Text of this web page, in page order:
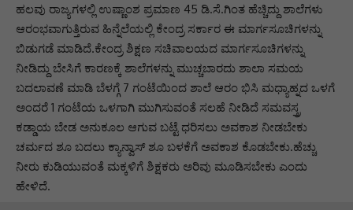
ಹಲವು ರಾಜ್ಯಗಳಲ್ಲಿ ಉಷ್ಣಾಂಶ ಪ್ರಮಾಣ 45 ಡಿ.ಸೆ.ಗಿಂತ ಹೆಚ್ಚಿದ್ದು ಶಾಲೆಗಳು
ಆರಂಭವಾಗುತ್ತಿರುವ ಹಿನ್ನೆಲೆಯಲ್ಲಿ ಕೇಂದ್ರ ಸರ್ಕಾರ ಈ ಮಾರ್ಗಸೂಚಿಗಳನ್ನು
ಬಿಡುಗಡೆ ಮಾಡಿದೆ.ಕೇಂದ್ರ ಶಿಕ್ಷಣ ಸಚಿವಾಲಯದ ಮಾರ್ಗಸೂಚಿಗಳನ್ನು
ನೀಡಿದ್ದು ಬೇಸಿಗೆ ಕಾರಣಕ್ಕೆ ಶಾಲೆಗಳನ್ನು ಮುಚ್ಚಬಾರದು ಶಾಲಾ ಸಮಯ
ಬದಲಾವಣೆ ಮಾಡಿ ಬೆಳಗ್ಗೆ 7 ಗಂಟೆಯಿಂದ ಶಾಲೆ ಆರಂ ಭಿಸಿ ಮಧ್ಯಾಹ್ನದ ಒಳಗೆ
ಅಂದರೆ 1 ಗಂಟೆಯ ಒಳಗಾಗಿ ಮುಗಿಸುವಂತೆ ಸಲಹೆ ನೀಡಿದೆ ಸಮವಸ್ತ್ರ
ಕಡ್ಡಾಯ ಬೇಡ ಅನುಕೂಲ ಆಗುವ ಬಟ್ಟೆ ಧರಿಸಲು ಅವಕಾಶ ನೀಡಬೇಕು
ಚರ್ಮದ ಶೂ ಬದಲು ಕ್ಯಾನ್ವಾಸ್ ಶೂ ಬಳಕೆಗೆ ಅವಕಾಶ ಕೊಡಬೇಕು.ಹೆಚ್ಚು
ನೀರು ಕುಡಿಯುವಂತೆ ಮಕ್ಕಳಿಗೆ ಶಿಕ್ಷಕರು ಅರಿವು ಮೂಡಿಸಬೇಕು ಎಂದು
ಹೇಳಿದೆ.